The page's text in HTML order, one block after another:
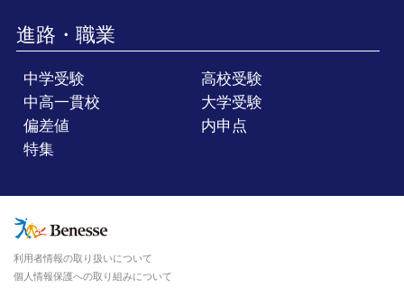
進路・職業
中学受験
高校受験
中高一貫校
大学受験
偏差値
内申点
特集
利用者情報の取り扱いについて
個人情報保護への取り組みについて